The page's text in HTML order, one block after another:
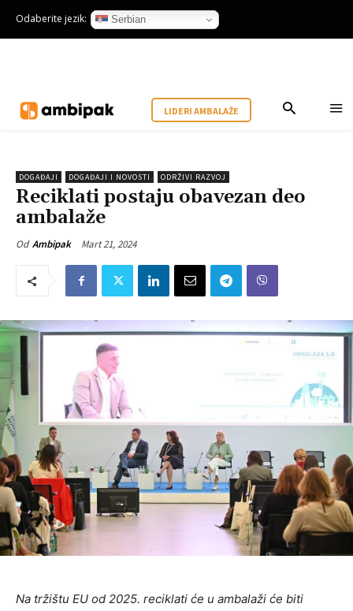
Odaberite jezik: Serbian
LIDERI AMBALAŽE
DOGAĐAJI DOGAĐAJI I NOVOSTI ODRŽIVI RAZVOJ
Reciklati postaju obavezan deo
ambalaže
Od Ambipak Mart 21, 2024
Na tržištu EU od 2025. reciklati će u ambalaži će biti